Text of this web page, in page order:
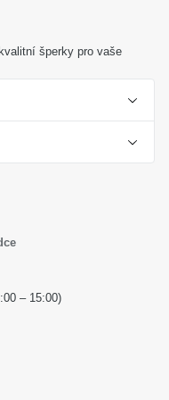
šperky pro vaše
– 15:00)